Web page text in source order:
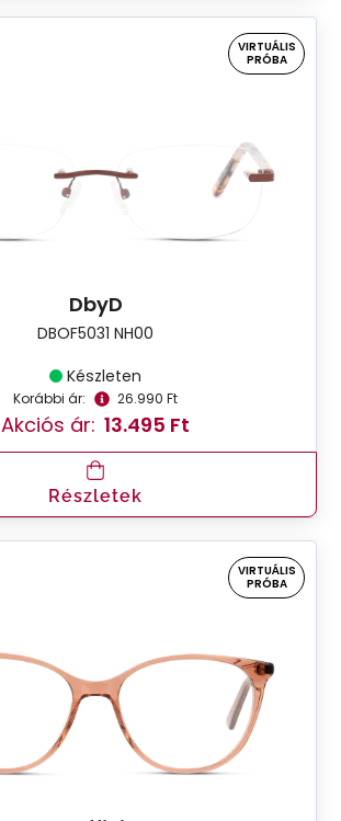
VIRTUÁLIS
PRÓBA
DbyD
DBOF5031 NH00
Készleten
Korábbi ár: 26.990 Ft
Akciós ár: 13.495 Ft
Részletek
VIRTUÁLIS
PRÓBA